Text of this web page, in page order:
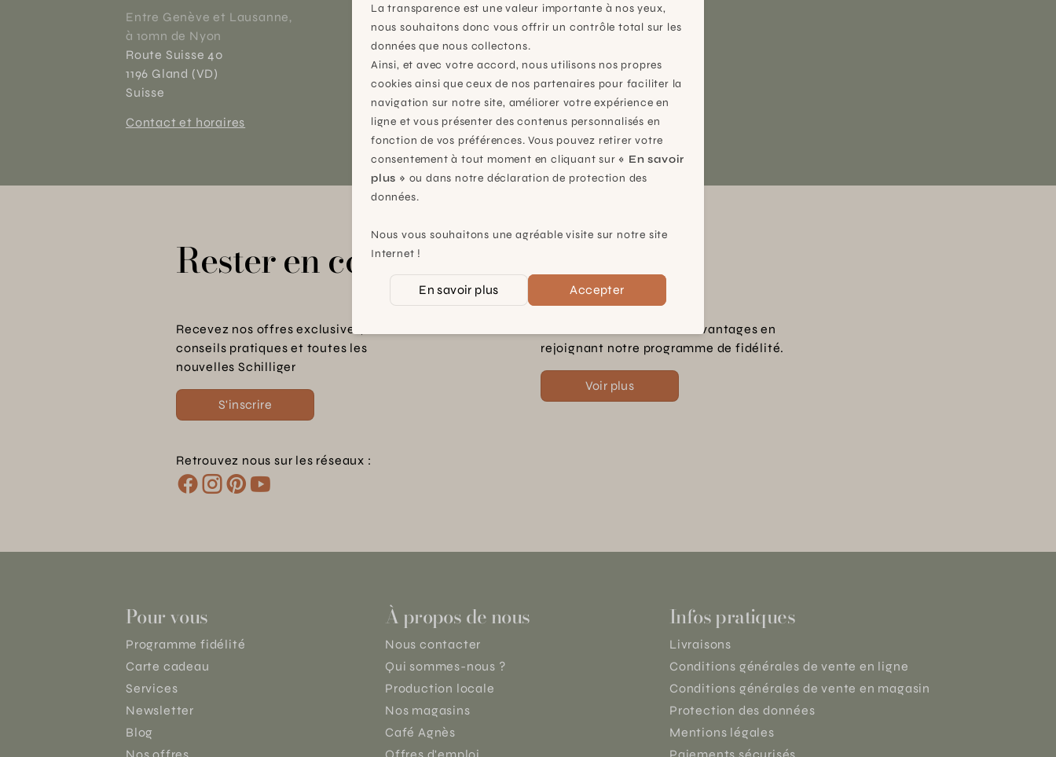
Entre Genève et Lausanne,
à 10mn de Nyon
Route Suisse 40
1196 Gland (VD)
Suisse
Contact et horaires
À 15mn du centre de Genève
Chemin des Charrotons 25
1228 Plan-les-Ouates (GE)
Suisse
Contact et horaires
Rester en contact
Recevez nos offres exclusives, nos
conseils pratiques et toutes les
nouvelles Schilliger
S'inscrire
Bénéficiez de nombreux avantages en
rejoignant notre programme de fidélité.
Voir plus
Retrouvez nous sur les réseaux :
Pour vous
Programme fidélité
Carte cadeau
Services
Newsletter
Blog
À propos de nous
Nous contacter
Qui sommes-nous ?
Production locale
Nos magasins
Café Agnès
Infos pratiques
Livraisons
Conditions générales de vente en ligne
Conditions générales de vente en magasin
Protection des données
Mentions légales
La transparence est une valeur importante à nos yeux,
nous souhaitons donc vous offrir un contrôle total sur les
données que nous collectons.
Ainsi, et avec votre accord, nous utilisons nos propres
cookies ainsi que ceux de nos partenaires pour faciliter la
navigation sur notre site, améliorer votre expérience en
ligne et vous présenter des contenus personnalisés en
fonction de vos préférences. Vous pouvez retirer votre
consentement à tout moment en cliquant sur « En savoir
plus » ou dans notre déclaration de protection des
données.
Nous vous souhaitons une agréable visite sur notre site
Internet !
En savoir plus Accepter